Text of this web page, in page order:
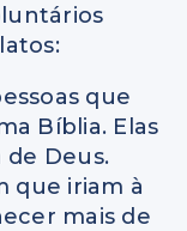
que
Bíblia. Elas
de Deus.
que iriam à
mais de